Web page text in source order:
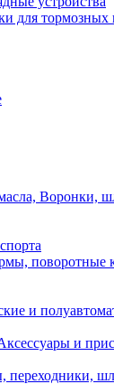
для тормозных
Воронки,
поворотные
и
и
переходники,